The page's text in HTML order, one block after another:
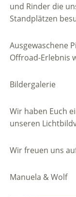
und Rinder die
Standplätzen
Ausgewaschene
Offroad-Erlebnis
Bildergalerie
Wir haben Euch
unseren
Wir freuen uns
Manuela & Wolf